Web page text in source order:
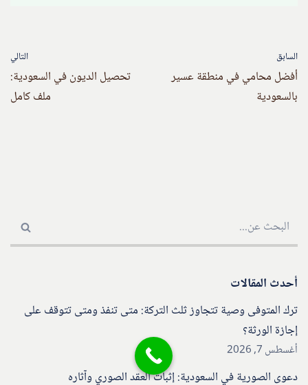
السابق
أفضل محامي في منطقة عسير
بالسعودية
التالي
تحصيل الديون في السعودية:
ملف كامل
أحدث المقالات
ترك المتوفى وصية تتجاوز ثلث التركة: متى تنفذ ومتى تتوقف على
إجازة الورثة؟
أغسطس 7, 2026
دعوى الصورية في السعودية: إثبات العقد الصوري وآثاره